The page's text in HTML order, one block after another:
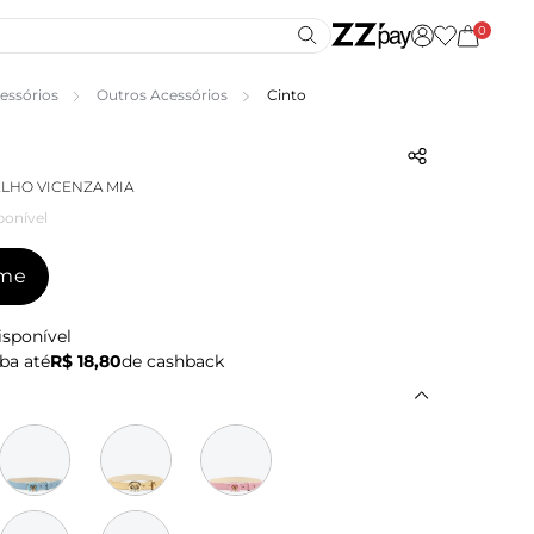
0
Outros Acessórios Cinto
VICENZA MIA
atéR$ 18,80de cashback